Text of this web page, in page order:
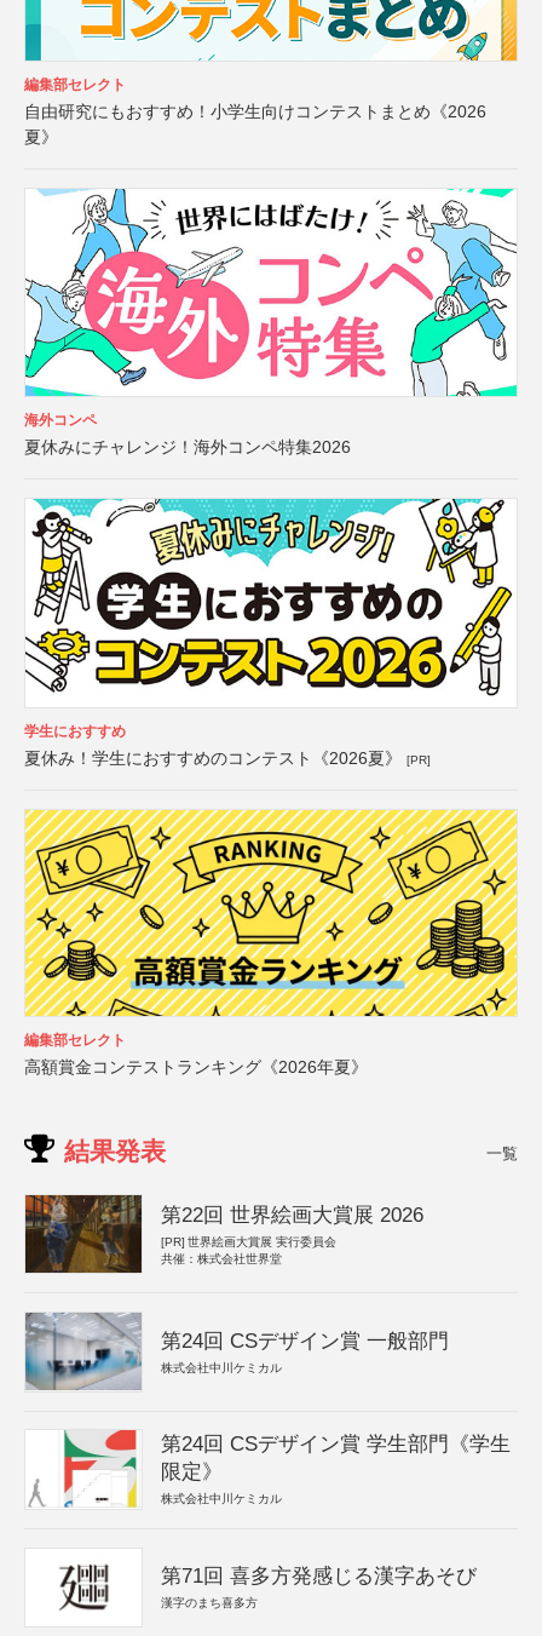
編集部セレクト
自由研究にもおすすめ！小学生向けコンテストまとめ《2026
夏》
海外コンペ
夏休みにチャレンジ！海外コンペ特集2026
学生におすすめ
夏休み！学生におすすめのコンテスト《2026夏》 [PR]
編集部セレクト
高額賞金コンテストランキング《2026年夏》
結果発表 一覧
第22回 世界絵画大賞展 2026
[PR] 世界絵画大賞展 実行委員会
共催：株式会社世界堂
第24回 CSデザイン賞 一般部門
株式会社中川ケミカル
第24回 CSデザイン賞 学生部門《学生
限定》
株式会社中川ケミカル
第71回 喜多方発感じる漢字あそび
漢字のまち喜多方